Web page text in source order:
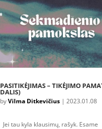
PASITIKĖJIMAS – TIKĖJIMO
DALIS)
byVilma Ditkevičius| 2023.01.08
Jei tau kyla klausimų, rašyk. Esame